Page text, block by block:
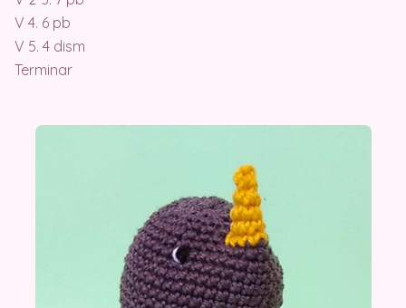
V 4. 6 pb
V 5. 4 dism
Terminar